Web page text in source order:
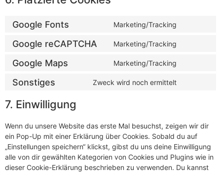
Google Fonts Marketing/Tracking
Google reCAPTCHA Marketing/Tracking
Google Maps Marketing/Tracking
Sonstiges Zweck wird noch ermittelt
7. Einwilligung
Wenn du unsere Website das erste Mal besuchst, zeigen wir dir
ein Pop-Up mit einer Erklärung über Cookies. Sobald du auf
„Einstellungen speichern“ klickst, gibst du uns deine Einwilligung
alle von dir gewählten Kategorien von Cookies und Plugins wie in
dieser Cookie-Erklärung beschrieben zu verwenden. Du kannst